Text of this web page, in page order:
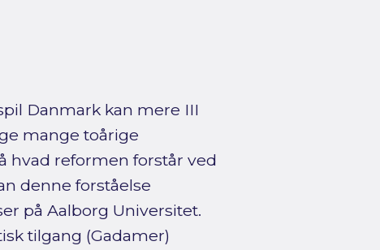
Danmark kan mere III
mange toårige
hvad reformen forstår ved
denne forståelse
på Aalborg Universitet.
tilgang (Gadamer)